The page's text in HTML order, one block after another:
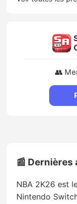
👥
📰
NBA 2K26 est
Nintendo